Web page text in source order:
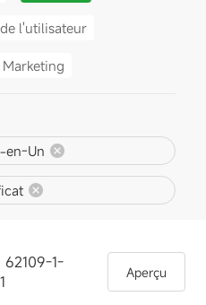
l'utilisateur
en-Un
62109-1-
Aperçu